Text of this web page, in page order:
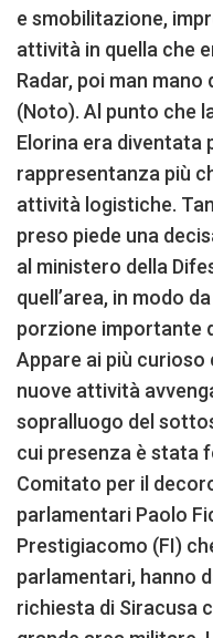
e smobilitazione,
attività in quella che
Radar, poi man
(Noto). Al punto che
Elorina era diventata
rappresentanza più
attività logistiche.
preso piede una
al ministero della
quell’area, in modo
porzione importante
Appare ai più
nuove attività
sopralluogo del
cui presenza è stata
Comitato per il
parlamentari Paolo
Prestigiacomo (FI)
parlamentari, hanno
richiesta di Siracusa